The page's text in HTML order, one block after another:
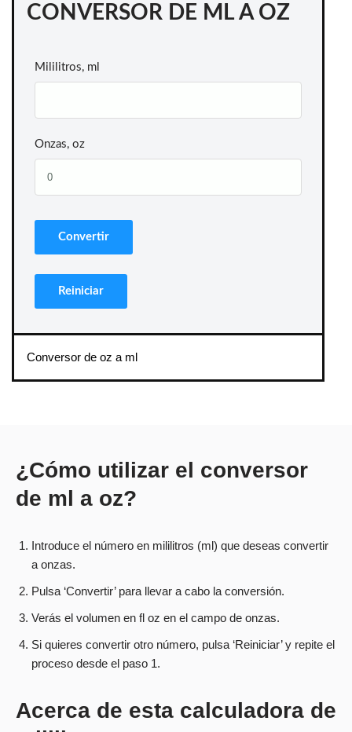
CONVERSOR DE ML A OZ
Mililitros, ml
Onzas, oz
Conversor de oz a ml
¿Cómo utilizar el conversor
de ml a oz?
Introduce el número en mililitros (ml) que deseas convertir
a onzas.
Pulsa ‘Convertir’ para llevar a cabo la conversión.
Verás el volumen en fl oz en el campo de onzas.
Si quieres convertir otro número, pulsa ‘Reiniciar’ y repite el
proceso desde el paso 1.
Acerca de esta calculadora de